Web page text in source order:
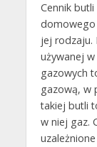
Cennik
domowego
jej rodzaju.
używanej
gazowych
gazową, w
takiej butli
w niej gaz.